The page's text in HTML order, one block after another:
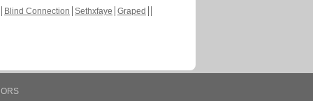
Blind Connection Sethxfaye Graped